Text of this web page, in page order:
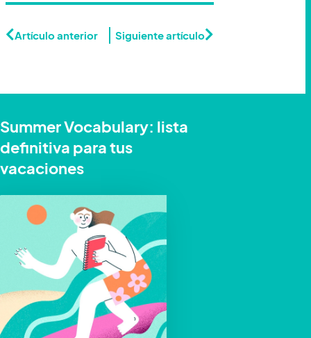
Artículo anterior Siguiente artículo
Summer Vocabulary: lista
definitiva para tus
vacaciones